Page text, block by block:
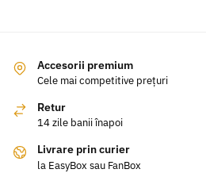
Accesorii premium
Cele mai competitive prețuri
Retur
14 zile banii înapoi
Livrare prin curier
la EasyBox sau FanBox